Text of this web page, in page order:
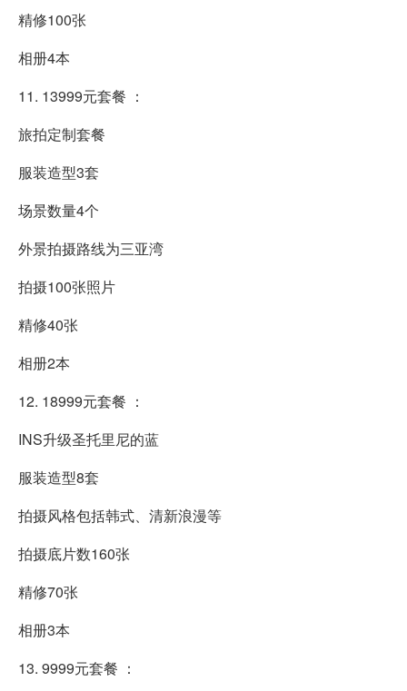
精修100张
相册4本
11. 13999元套餐 ：
旅拍定制套餐
服装造型3套
场景数量4个
外景拍摄路线为三亚湾
拍摄100张照片
精修40张
相册2本
12. 18999元套餐 ：
INS升级圣托里尼的蓝
服装造型8套
拍摄风格包括韩式、清新浪漫等
拍摄底片数160张
精修70张
相册3本
13. 9999元套餐 ：